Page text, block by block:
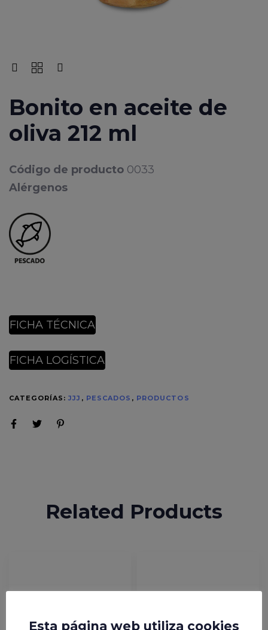
Bonito en aceite de
oliva 212 ml
Código de producto 0033
Alérgenos
FICHA TÉCNICA
FICHA LOGÍSTICA
CATEGORÍAS:JJJ , PESCADOS , PRODUCTOS
Related Products
Esta página web utiliza cookies